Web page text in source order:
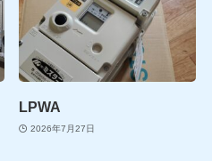
LPWA
2026年7月27日